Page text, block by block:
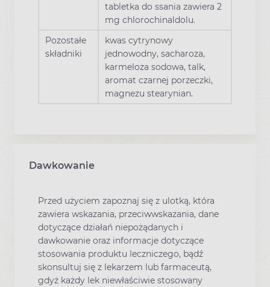
tabletka do ssania zawiera 2
mg chlorochinaldolu.
Pozostałe
składniki
kwas cytrynowy
jednowodny, sacharoza,
karmeloza sodowa, talk,
aromat czarnej porzeczki,
magnezu stearynian.
Dawkowanie
Przed użyciem zapoznaj się z ulotką, która
zawiera wskazania, przeciwwskazania, dane
dotyczące działań niepożądanych i
dawkowanie oraz informacje dotyczące
stosowania produktu leczniczego, bądź
skonsultuj się z lekarzem lub farmaceutą,
gdyż każdy lek niewłaściwie stosowany